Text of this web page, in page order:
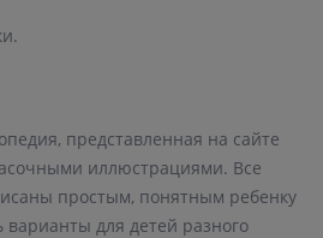
представленная на сайте
иллюстрациями. Все
простым, понятным ребенку
варианты для детей разного